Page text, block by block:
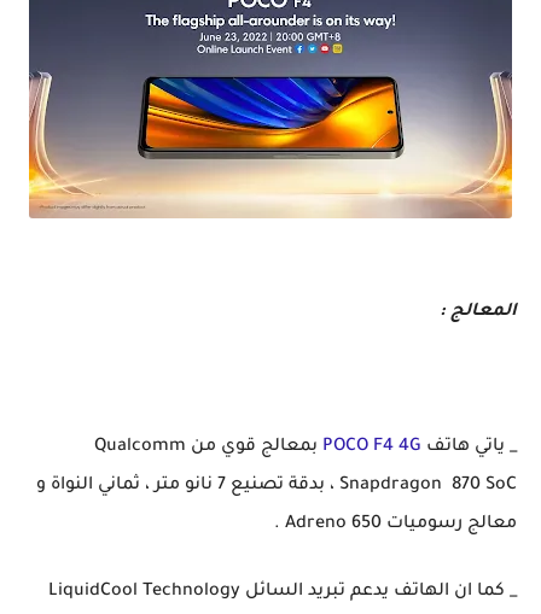
المعالج :
_ ياتي هاتف POCO F4 4G
بمعالج قوي من Qualcomm
Snapdragon 870 SoC ، بدقة تصنيع 7 نانو متر ، ثماني النواة و
معالج رسوميات Adreno 650 .
_ كما ان الهاتف يدعم تبريد السائل LiquidCool Technology